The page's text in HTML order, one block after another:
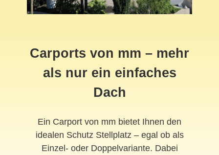
Carports von mm – mehr
als nur ein einfaches
Dach
Ein Carport von mm bietet Ihnen den
idealen Schutz Stellplatz – egal ob als
Einzel- oder Doppelvariante. Dabei